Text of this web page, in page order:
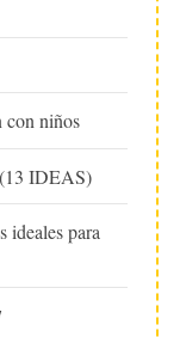
con niños
IDEAS)
ideales para